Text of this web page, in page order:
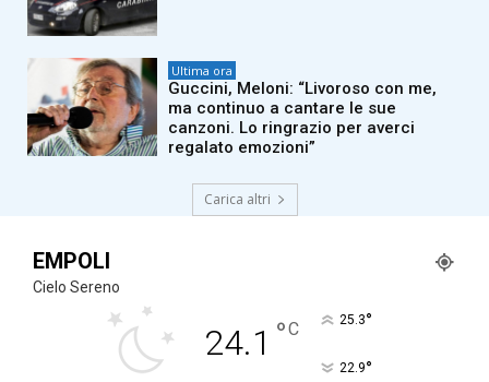
Ultima ora
Guccini, Meloni: “Livoroso con me,
ma continuo a cantare le sue
canzoni. Lo ringrazio per averci
regalato emozioni”
Carica altri
EMPOLI
Cielo Sereno
24.1 °C 25.3°
22.9°